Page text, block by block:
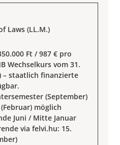
Laws (LL.M.)
Ft / 987 € pro
Wechselkurs vom 31.
– staatlich finanzierte
(September)
möglich
Juni / Mitte Januar
via felvi.hu: 15.